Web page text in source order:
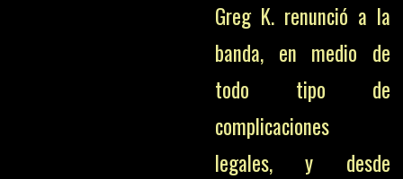
Greg K. renunció a la
banda, en medio de
todo tipo de
complicaciones
legales, y desde